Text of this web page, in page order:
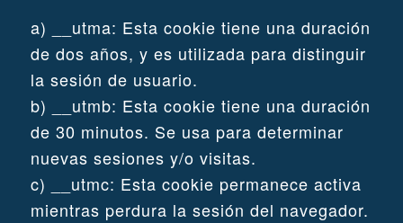
a) __utma: Esta cookie tiene una duración
de dos años, y es utilizada para distinguir
la sesión de usuario.
b) __utmb: Esta cookie tiene una duración
de 30 minutos. Se usa para determinar
nuevas sesiones y/o visitas.
c) __utmc: Esta cookie permanece activa
mientras perdura la sesión del navegador.